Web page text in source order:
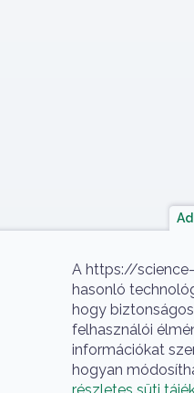
A https://
hasonló
hogy
felhasználói
információkat
hogyan